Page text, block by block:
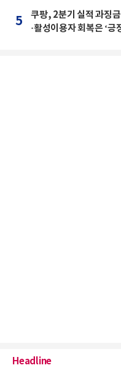
5
쿠팡, 2분기 실적 과징
·활성이용자 회복은 ‘긍
Headline